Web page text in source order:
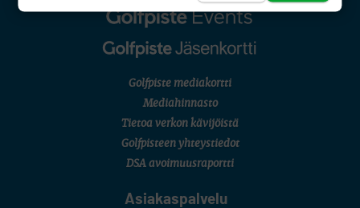
Golfpiste mediakortti
Mediahinnasto
Tietoa verkon kävijöistä
Golfpisteen yhteystiedot
DSA avoimuusraportti
Asiakaspalvelu